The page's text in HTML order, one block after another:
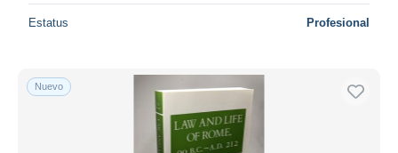
Estatus Profesional
Nuevo